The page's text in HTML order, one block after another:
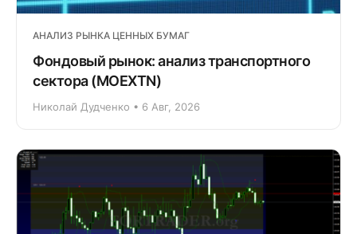
АНАЛИЗ РЫНКА ЦЕННЫХ БУМАГ
Фондовый рынок: анализ транспортного
сектора (MOEXTN)
Николай Дудченко • 6 Авг, 2026